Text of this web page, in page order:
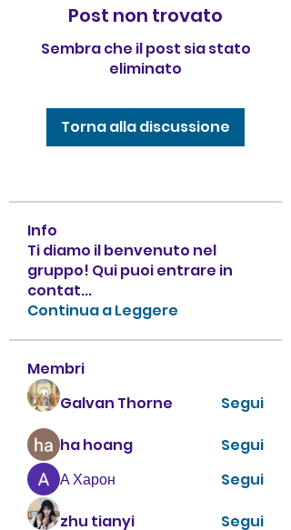
Post non trovato
Sembra che il post sia stato
eliminato
Torna alla discussione
Info
Ti diamo il benvenuto nel
gruppo! Qui puoi entrare in
contat...
Continua a Leggere
Membri
Galvan Thorne
Segui
ha hoang
Segui
А Харон
Segui
zhu tianyi
Segui